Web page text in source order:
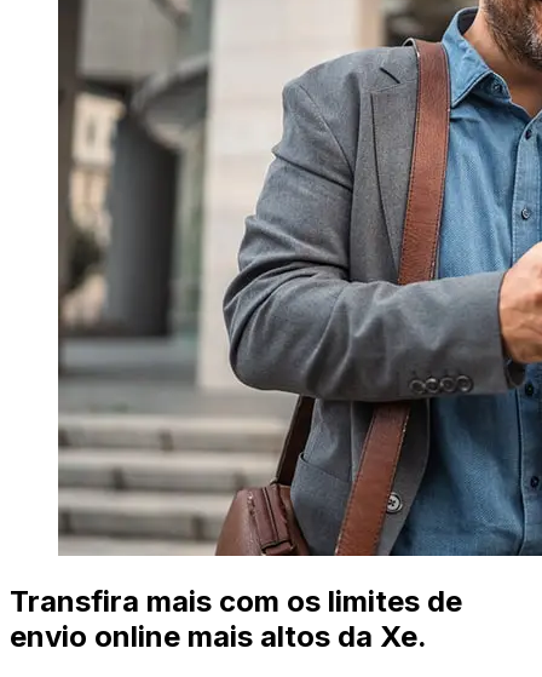
Transfira mais com os limites de
envio online mais altos da Xe.